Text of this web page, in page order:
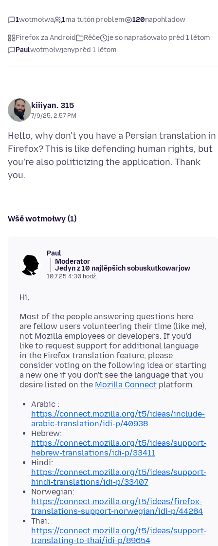
1wotmołwa 1ma tutón problem 120napohladow
Firefox za Android Rěče
je so naprašowało před 1 lětom
Paulwotmołwjenypřed 1 lětom
kiiiyan. 315
7/9/25, 2:57 PM
Hello, why don't you have a Persian translation in
Firefox? This is like defending human rights, but
you're also politicizing the application. Thank
Wšě wotmołwy (1)
Paul
Moderator
Jedyn z 10 najlěpšich sobuskutkowarjow
10.7.25 4:30 hodź.
Most of the people answering questions here
are fellow users volunteering their time (like me),
not Mozilla employees or developers. If you'd
like to request support for additional language
in the Firefox translation feature, please
consider voting on the following idea or starting
a new one if you don't see the language that you
desire listed on the Mozilla Connect
Arabic :
https://connect.mozilla.org/t5/ideas/include-
arabic-translation/idi-p/40938
Hebrew:
https://connect.mozilla.org/t5/ideas/support-
hebrew-translations/idi-p/33411
Hindi:
https://connect.mozilla.org/t5/ideas/support-
hindi-translations/idi-p/33407
Norwegian:
https://connect.mozilla.org/t5/ideas/firefox-
translations-support-norwegian/idi-p/44284
Thai:
https://connect.mozilla.org/t5/ideas/support-
translating-to-thai/idi-p/89654